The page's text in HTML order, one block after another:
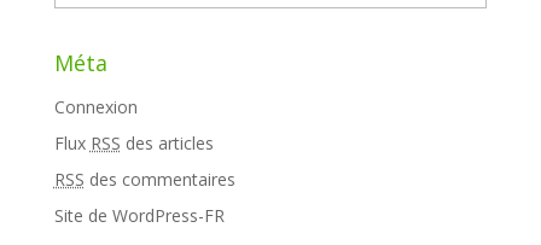
Méta
Connexion
Flux RSS des articles
RSS des commentaires
Site de WordPress-FR